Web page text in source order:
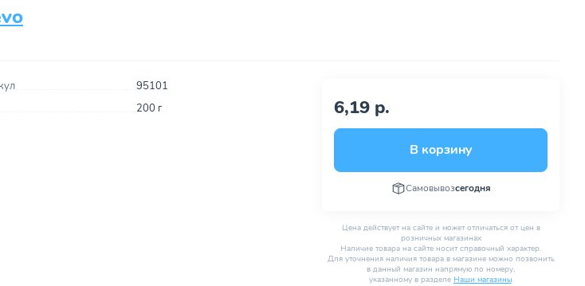
95101
200 г 6,19 р.
В корзину
Самовывозсегодня
Цена действует на сайте и может отличаться от цен в
розничных магазинах
Наличие товара на сайте носит справочный характер.
Для уточнения наличия товара в магазине можно позвонить
в данный магазин напрямую по номеру,
указанному в разделе Наши магазины.